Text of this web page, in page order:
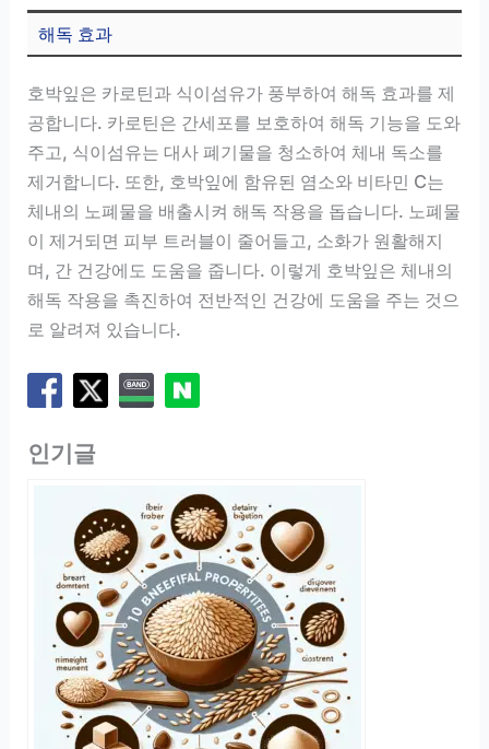
해독 효과
호박잎은 카로틴과 식이섬유가 풍부하여 해독 효과를 제
공합니다. 카로틴은 간세포를 보호하여 해독 기능을 도와
주고, 식이섬유는 대사 폐기물을 청소하여 체내 독소를
제거합니다. 또한, 호박잎에 함유된 염소와 비타민 C는
체내의 노폐물을 배출시켜 해독 작용을 돕습니다. 노폐물
이 제거되면 피부 트러블이 줄어들고, 소화가 원활해지
며, 간 건강에도 도움을 줍니다. 이렇게 호박잎은 체내의
해독 작용을 촉진하여 전반적인 건강에 도움을 주는 것으
로 알려져 있습니다.
인기글